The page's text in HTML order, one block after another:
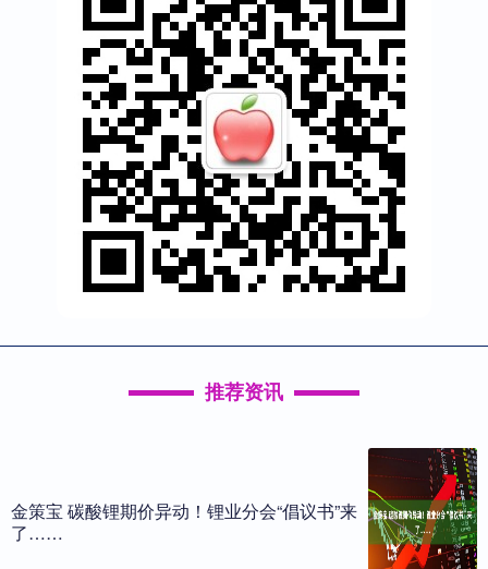
推荐资讯
金策宝 碳酸锂期价异动！锂业分会“倡议书”来
了……